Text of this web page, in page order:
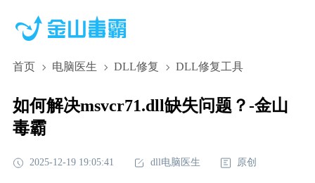
首页 电脑医生 DLL修复 DLL修复工具
如何解决msvcr71.dll缺失问题？-金山
毒霸
2025-12-19 19:05:41 dll电脑医生 原创